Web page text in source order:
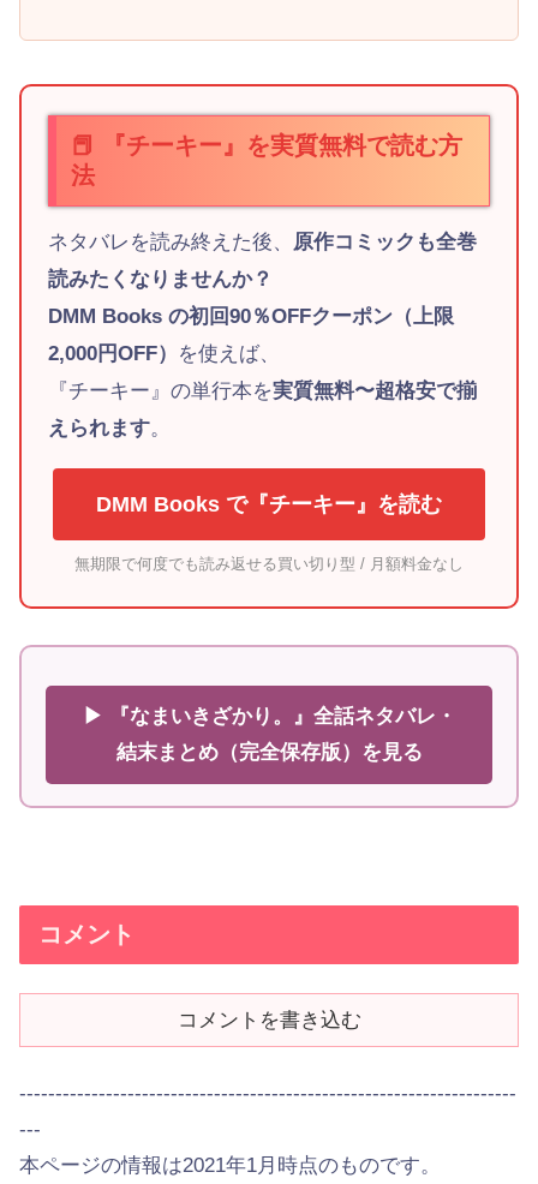
📕 『チーキー』を実質無料で読む方
法
ネタバレを読み終えた後、 原作コミックも全巻
読みたくなりませんか？
DMM Books の初回90％OFFクーポン（上限
2,000円OFF）
を使えば、
『チーキー』の単行本を実質無料〜超格安で揃
えられます。
DMM Books で『チーキー』を読む
無期限で何度でも読み返せる買い切り型 / 月額料金なし
▶ 『なまいきざかり。』全話ネタバレ・
結末まとめ（完全保存版）を見る
コメント
コメントを書き込む
---------------------------------------------------------------------
---
本ページの情報は2021年1月時点のものです。